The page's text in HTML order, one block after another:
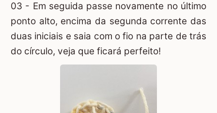
03 - Em seguida passe novamente no último
ponto alto, encima da segunda corrente das
duas iniciais e saia com o fio na parte de trás
do círculo, veja que ficará perfeito!